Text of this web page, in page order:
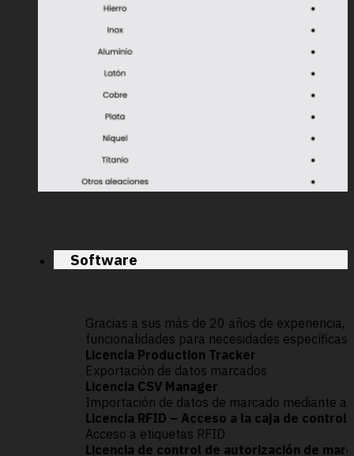
Software
Gracias a sus más de 20 años de
funcionalidades para necesidades específicas.
Licencia Production Tracker
Exportación de datos marcados
Licencia CSV Manager
Importación de datos de marcado mediante
Licencia RFID – Acceso a la caja de control
Acceso a etiquetas RFID
Licencia de control de autorización de